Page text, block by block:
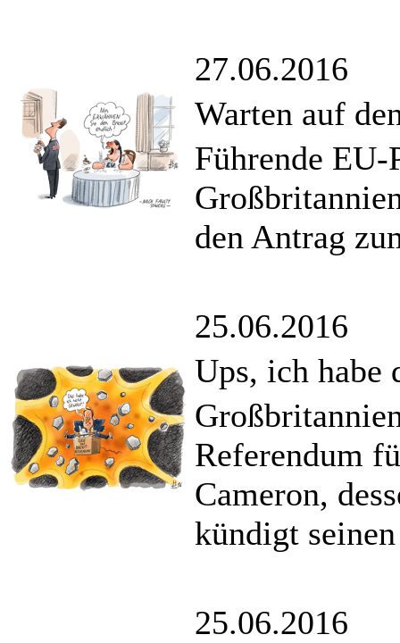
27.06.2016
Warten auf
Führende
den Antrag
25.06.2016
Ups, ich habe
Referendum
Cameron,
kündigt
25.06.2016